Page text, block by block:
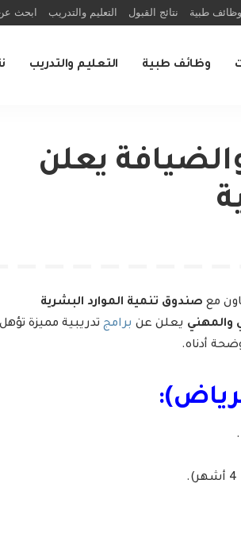
وظائف طبية نتائج القبول التعليم والتدريب ابحث
وظائف طبية التعليم والتدريب
يعلن
مع صندوق تنمية الموارد البشرية
والمهني يعلن عن برامج تدريبية مميزة تؤهل
أدناه.